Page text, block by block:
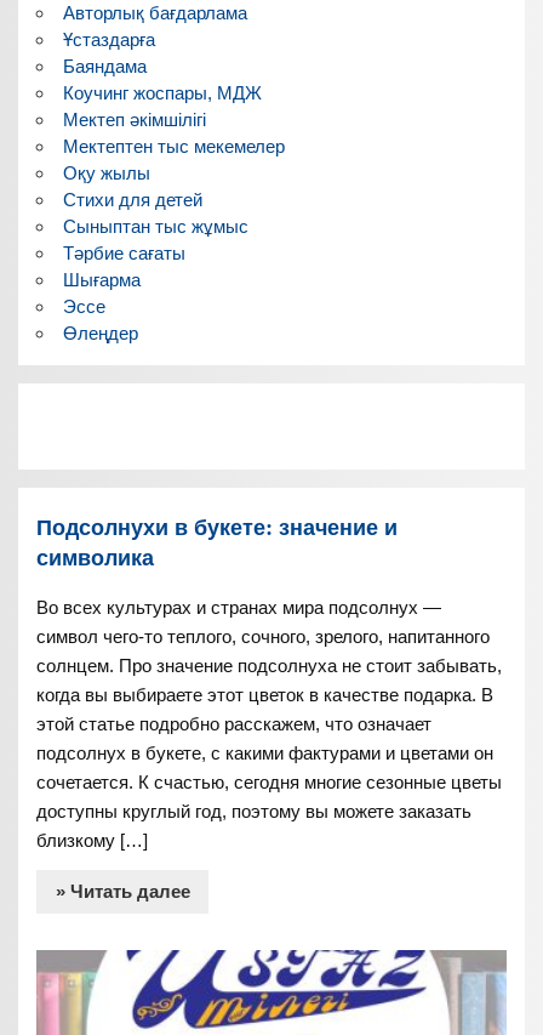
Авторлық бағдарлама
Ұстаздарға
Баяндама
Коучинг жоспары, МДЖ
Мектеп әкімшілігі
Мектептен тыс мекемелер
Оқу жылы
Стихи для детей
Сыныптан тыс жұмыс
Тәрбие сағаты
Шығарма
Эссе
Өлеңдер
Подсолнухи в букете: значение и
символика
Во всех культурах и странах мира подсолнух —
символ чего-то теплого, сочного, зрелого, напитанного
солнцем. Про значение подсолнуха не стоит забывать,
когда вы выбираете этот цветок в качестве подарка. В
этой статье подробно расскажем, что означает
подсолнух в букете, с какими фактурами и цветами он
сочетается. К счастью, сегодня многие сезонные цветы
доступны круглый год, поэтому вы можете заказать
близкому […]
» Читать далее